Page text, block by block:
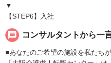
▼
【STEP6】入社
message コンサルタントから一
■あなたのご希望の施設を私たち